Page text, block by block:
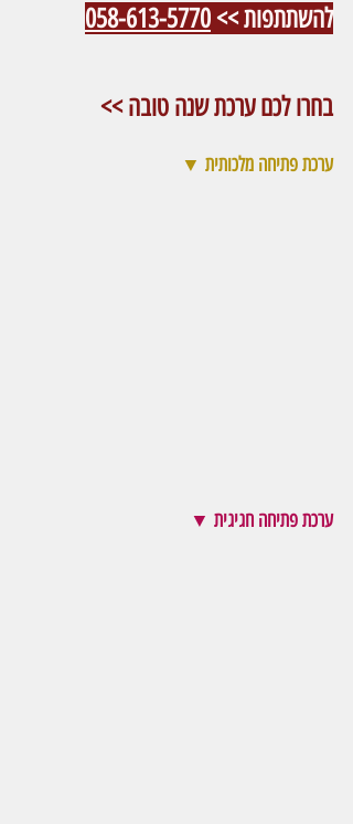
להשתתפות >> 058-613-5770
בחרו לכם ערכת שנה טובה >>
ערכת פתיחה מלכותית ▼
ערכת פתיחה חגיגית ▼